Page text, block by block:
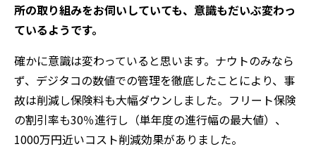
所の取り組みをお伺いしていても、意識もだいぶ変わっ
ているようです。
確かに意識は変わっていると思います。ナウトのみなら
ず、デジタコの数値での管理を徹底したことにより、事
故は削減し保険料も大幅ダウンしました。フリート保険
の割引率も30％進行し（単年度の進行幅の最大値）、
1000万円近いコスト削減効果がありました。